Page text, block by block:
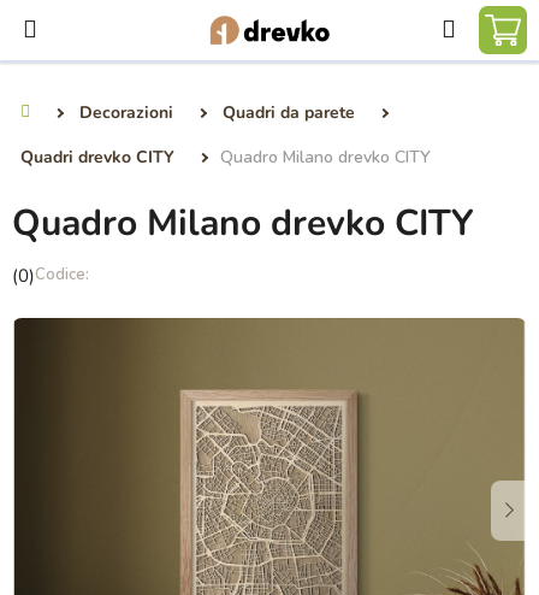
contenuto
Ricerca
Decorazioni
Quadri da parete
Quadri drevko CITY
Quadro Milano drevko CITY
Quadro Milano drevko CITY
La
media
(0)